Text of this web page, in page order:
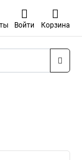
Войти Корзина